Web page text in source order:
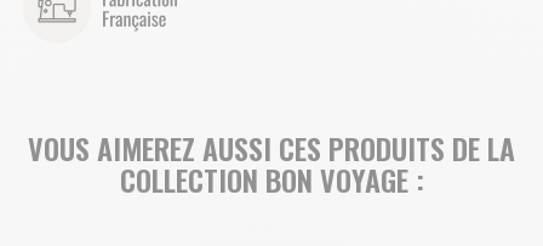
VOUS AIMEREZ AUSSI CES PRODUITS DE LA
COLLECTION BON VOYAGE :